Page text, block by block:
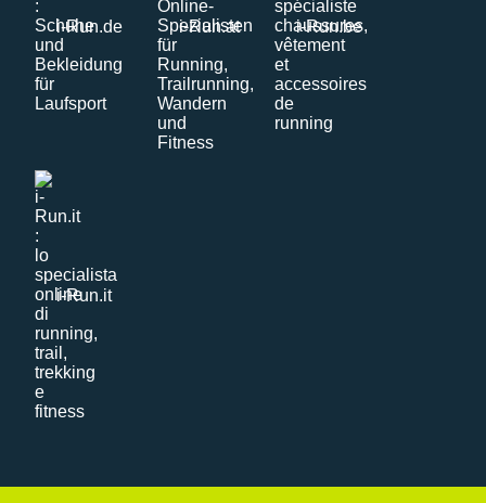
i-Run.de i-Run.at i-Run.be
i-Run.it